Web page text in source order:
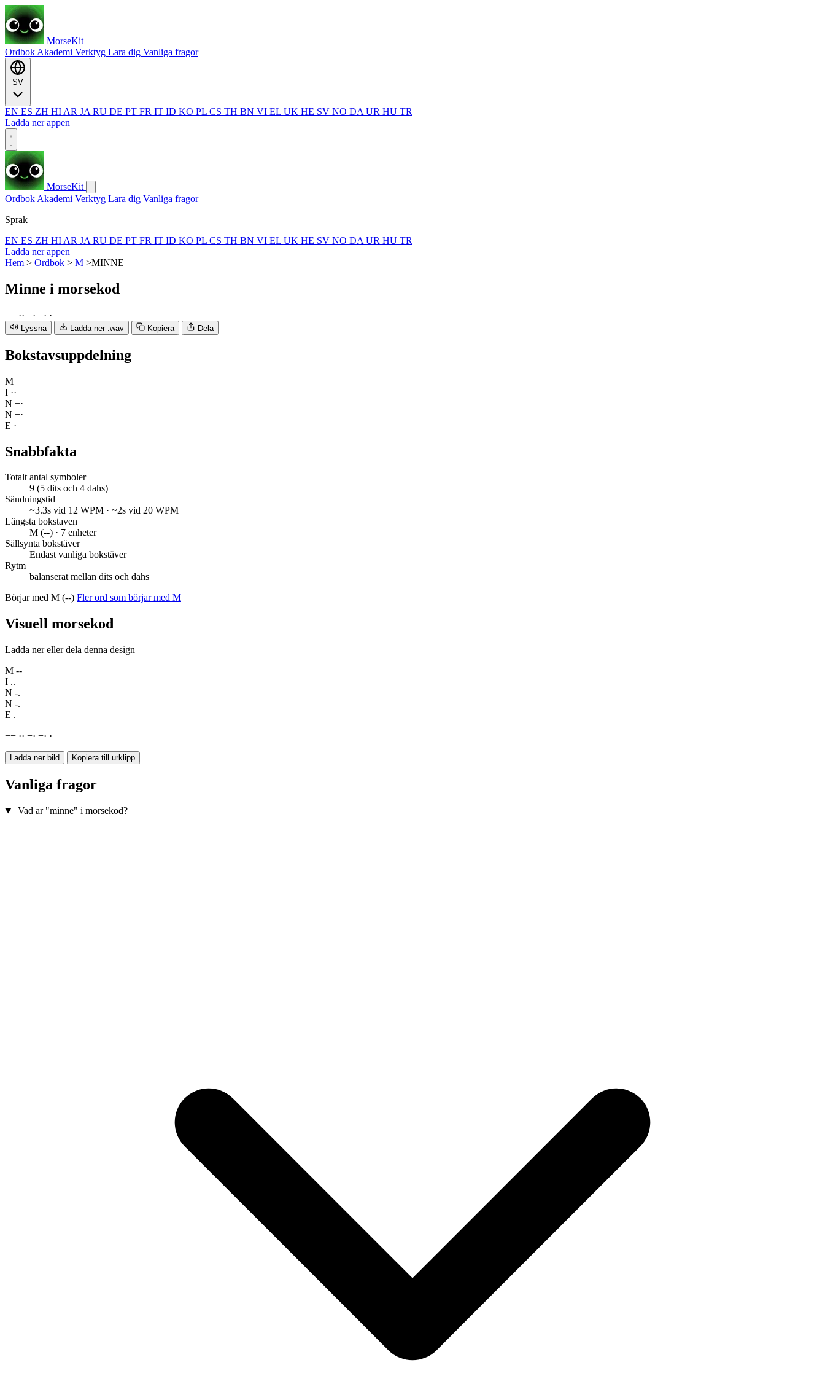
MorseKit
Ordbok Akademi Verktyg Lara dig Vanliga fragor
EN ES ZH HI AR JA RU DE PT FR IT ID KO PL CS TH BN VI EL UK HE SV NO DA UR HU TR
Ladda ner appen
MorseKit
Ordbok Akademi Verktyg Lara dig Vanliga fragor
Sprak
EN ES ZH HI AR JA RU DE PT FR IT ID KO PL CS TH BN VI EL UK HE SV NO DA UR HU TR
Ladda ner appen
Hem > Ordbok > M >MINNE
Minne i morsekod
−− ·· −· −· ·
Lyssna Ladda ner .wav Kopiera Dela
Bokstavsuppdelning
M −−
I ··
N −·
N −·
E ·
Snabbfakta
Totalt antal symboler
9 (5 dits och 4 dahs)
Sändningstid
~3.3s vid 12 WPM · ~2s vid 20 WPM
Längsta bokstaven
M (--) · 7 enheter
Sällsynta bokstäver
Endast vanliga bokstäver
Rytm
balanserat mellan dits och dahs
Börjar med M (--) Fler ord som börjar med M
Visuell morsekod
Ladda ner eller dela denna design
M --
I ..
N -.
N -.
E .
−− ·· −· −· ·
Ladda ner bild Kopiera till urklipp
Vanliga fragor
Vad ar "minne" i morsekod?